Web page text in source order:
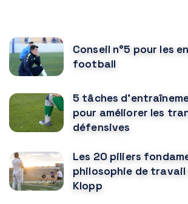
Conseil n°5 pour les
football
5 tâches
pour améliorer les
défensives
Les 20 piliers
philosophie de travail
Klopp